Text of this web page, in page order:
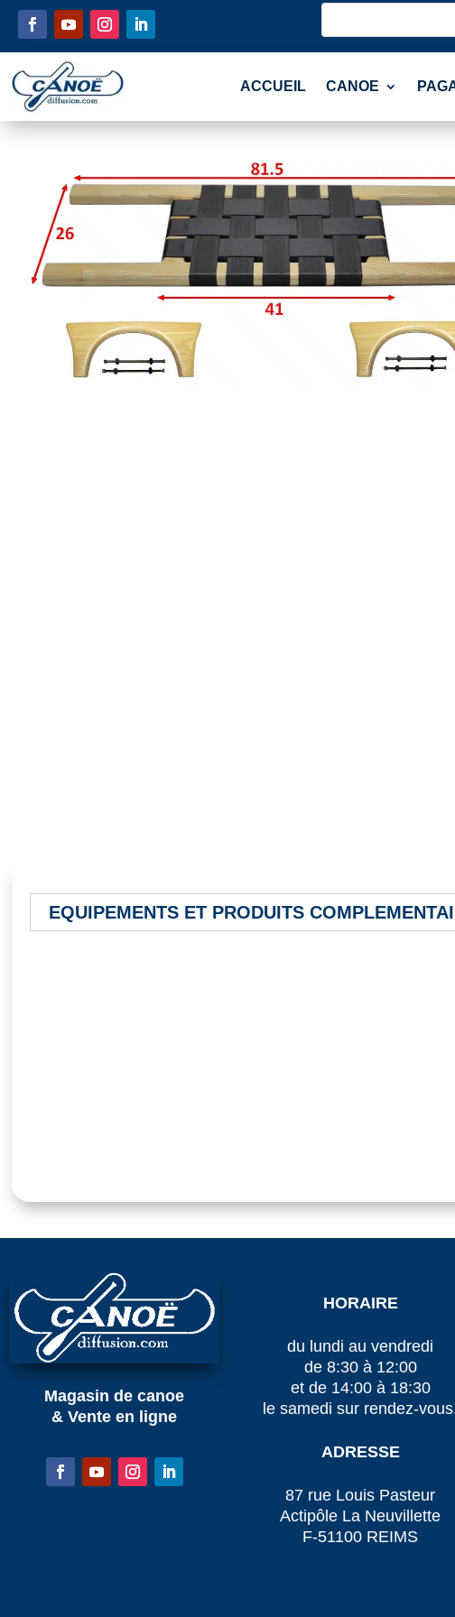
ACCUEIL CANOE
EQUIPEMENTS ET PRODUITS
Magasin de canoe
& Vente en ligne
HORAIRE
du lundi au vendredi
de 8:30 à 12:00
et de 14:00 à 18:30
le samedi sur rendez-
ADRESSE
87 rue Louis Pasteur
Actipôle La Neuvillette
F-51100 REIMS